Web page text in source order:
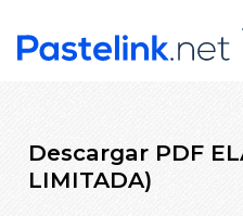
Descargar PDF
LIMITADA)